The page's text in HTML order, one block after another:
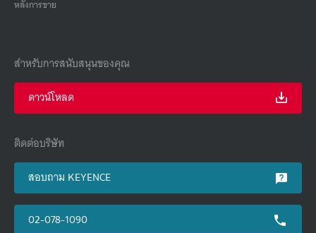
หลังการขาย
สำหรับการสนับสนุนของคุณ
ดาวน์โหลด
ติดต่อบริษัท
สอบถาม KEYENCE
02-078-1090